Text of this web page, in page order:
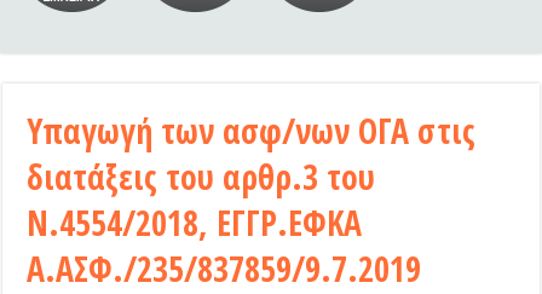
Υπαγωγή των ασφ/νων ΟΓΑ στις
διατάξεις του αρθρ.3 του
Ν.4554/2018, ΕΓΓΡ.ΕΦΚΑ
Α.ΑΣΦ./235/837859/9.7.2019